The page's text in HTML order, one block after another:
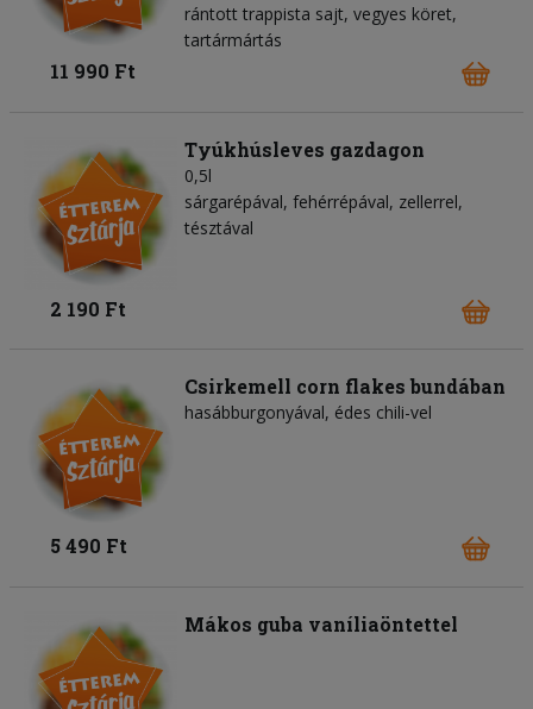
rántott trappista sajt, vegyes köret,
tartármártás
11 990 Ft
Tyúkhúsleves gazdagon
0,5l
sárgarépával, fehérrépával, zellerrel,
tésztával
2 190 Ft
Csirkemell corn flakes bundában
hasábburgonyával, édes chili-vel
5 490 Ft
Mákos guba vaníliaöntettel